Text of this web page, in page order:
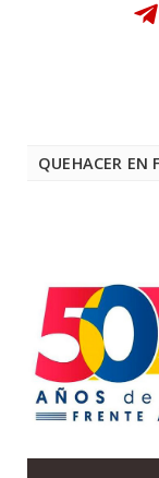
QUEHACER EN